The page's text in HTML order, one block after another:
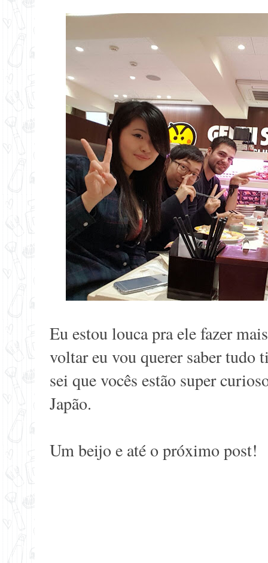
Eu estou louca pra ele fazer
voltar eu vou querer saber
sei que vocês estão super
Japão.
Um beijo e até o próximo post!